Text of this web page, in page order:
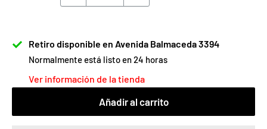
Retiro disponible en Avenida Balmaceda 3394
Normalmente está listo en 24 horas
Ver información de la tienda
Añadir al carrito